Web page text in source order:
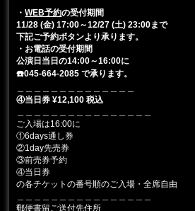
・WEB予約の受付期間
11/28 (金) 17:00～12/27 (土) 23:00まで
下記ご予約ボタンより承ります。
・お電話の受付期間
公演日当日の14:00～16:00に
☎️045-664-2085 で承ります。
④当日券 ¥12,100 税込
ご入場は16:00に
①6days通し券
②1day先売券
③前売券予約
④当日券
の各チケットの番号順のご入場・全席自由
郵便書留ご送付先住所